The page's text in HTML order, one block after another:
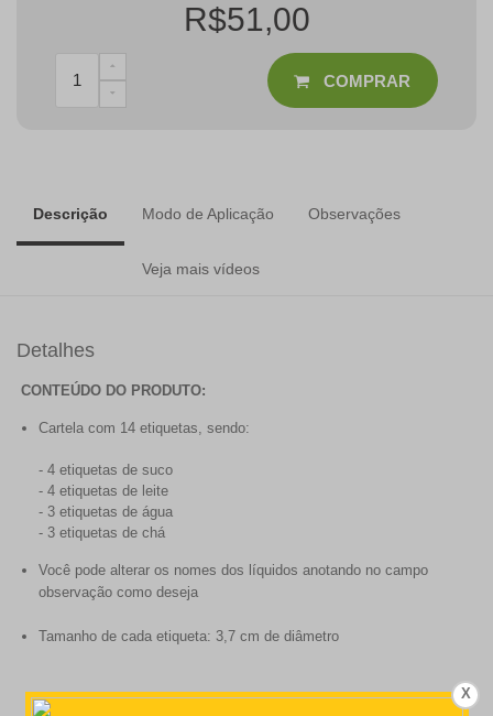
R$51,00
COMPRAR
Descrição Modo de Aplicação Observações
Veja mais vídeos
Detalhes
CONTEÚDO DO PRODUTO:
Cartela com 14 etiquetas, sendo:
- 4 etiquetas de suco
- 4 etiquetas de leite
- 3 etiquetas de água
- 3 etiquetas de chá
Você pode alterar os nomes dos líquidos anotando no campo
observação como deseja
Tamanho de cada etiqueta: 3,7 cm de diâmetro
X